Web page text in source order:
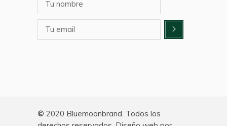
© 2020 Bluemoonbrand. Todos los